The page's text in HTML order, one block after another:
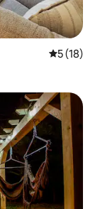
Średnia
5 (18)